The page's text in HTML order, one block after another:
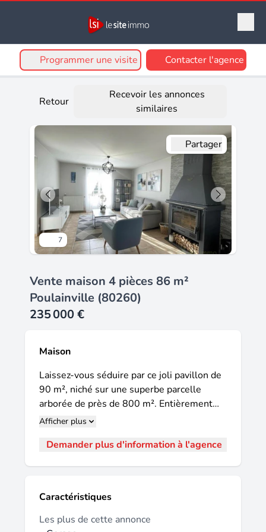
Programmer une visite Contacter l'agence
Retour
Recevoir les annonces
similaires
7
Partager
Vente maison 4 pièces 86 m²
Poulainville (80260)
235 000 €
Maison
Laissez-vous séduire par ce joli pavillon de
90 m², niché sur une superbe parcelle
arborée de près de 800 m². Entièrement
optimisée et dans un état irréprochable,
vos valises. Les points forts qui vont vous
directement sur une terrasse ensoleillée et
un grand jardin verdoyant. Un espace nuit
idéal pour la famille : 3 belles chambres
Afficher plus
Demander plus d'information à l'agence
Caractéristiques
Les plus de cette annonce